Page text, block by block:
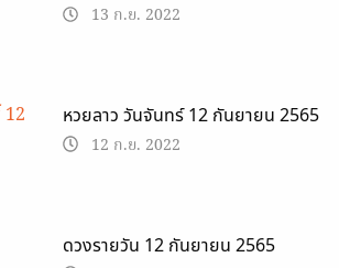
13 ก.ย. 2022
หวยลาว วันจันทร์ 12 กันยายน 2565
12 ก.ย. 2022
ดวงรายวัน 12 กันยายน 2565